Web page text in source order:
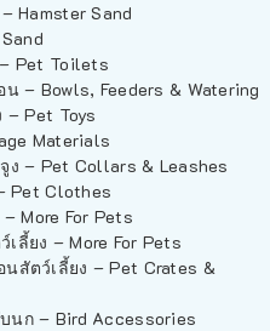
Hamster Sand
Pet Toilets
– Bowls, Feeders & Watering
– Pet Toys
Materials
ง – Pet Collars & Leashes
Pet Clothes
More For Pets
ลี้ยง – More For Pets
สัตว์เลี้ยง – Pet Crates &
นก – Bird Accessories